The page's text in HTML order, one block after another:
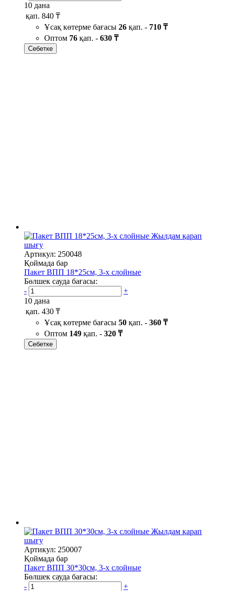
10 дана
қап. 840 ₸
Ұсақ көтерме бағасы 26 қап. - 710 ₸
Оптом 76 қап. - 630 ₸
Себетке
Жылдам қарап
шығу
Артикул: 250048
Қоймада бар
Пакет ВПП 18*25см, 3-х слойные
Бөлшек сауда бағасы:
-
+
10 дана
қап. 430 ₸
Ұсақ көтерме бағасы 50 қап. - 360 ₸
Оптом 149 қап. - 320 ₸
Себетке
Жылдам қарап
шығу
Артикул: 250007
Қоймада бар
Пакет ВПП 30*30см, 3-х слойные
Бөлшек сауда бағасы:
-
+